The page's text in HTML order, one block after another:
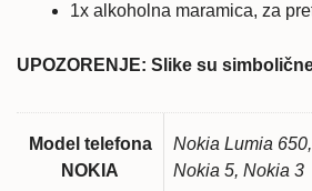
1x alkoholna maramica, za
UPOZORENJE: Slike su
Model telefona
NOKIA
Nokia Lumia
Nokia 5, Nokia 3